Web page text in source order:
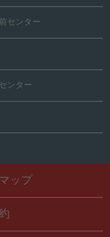
センター
ンター
ップ